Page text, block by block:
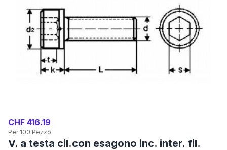
CHF 416.19
Per 100 Pezzo
V. a testa cil.con esagono inc. inter. fil.